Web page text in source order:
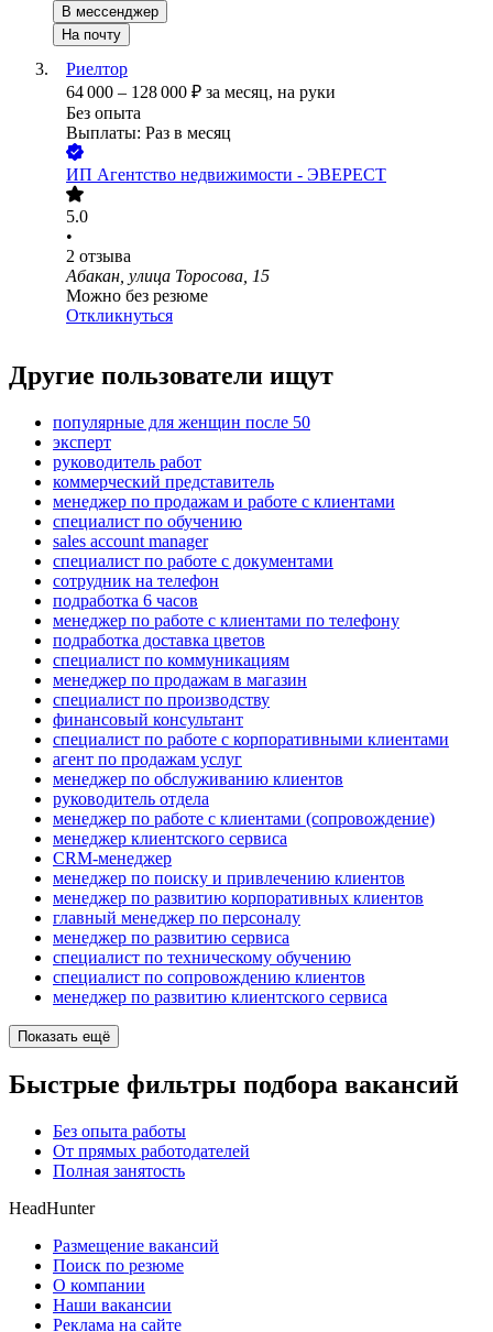
В мессенджер
На почту
Риелтор
64 000 – 128 000 ₽ за месяц, на руки
Без опыта
Выплаты: Раз в месяц
ИП Агентство недвижимости - ЭВЕРЕСТ
5.0
•
2 отзыва
Абакан, улица Торосова, 15
Можно без резюме
Откликнуться
Другие пользователи ищут
популярные для женщин после 50
эксперт
руководитель работ
коммерческий представитель
менеджер по продажам и работе с клиентами
специалист по обучению
sales account manager
специалист по работе с документами
сотрудник на телефон
подработка 6 часов
менеджер по работе с клиентами по телефону
подработка доставка цветов
специалист по коммуникациям
менеджер по продажам в магазин
специалист по производству
финансовый консультант
специалист по работе с корпоративными клиентами
агент по продажам услуг
менеджер по обслуживанию клиентов
руководитель отдела
менеджер по работе с клиентами (сопровождение)
менеджер клиентского сервиса
CRM-менеджер
менеджер по поиску и привлечению клиентов
менеджер по развитию корпоративных клиентов
главный менеджер по персоналу
менеджер по развитию сервиса
специалист по техническому обучению
специалист по сопровождению клиентов
менеджер по развитию клиентского сервиса
Показать ещё
Быстрые фильтры подбора вакансий
Без опыта работы
От прямых работодателей
Полная занятость
HeadHunter
Размещение вакансий
Поиск по резюме
О компании
Наши вакансии
Реклама на сайте